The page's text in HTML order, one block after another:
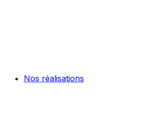
Nos réalisations